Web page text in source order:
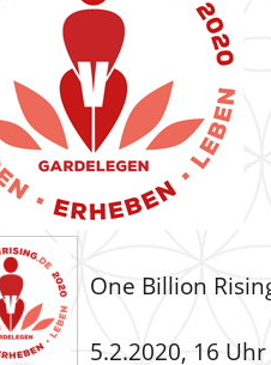
One Billion
5.2.2020, 16 Uhr